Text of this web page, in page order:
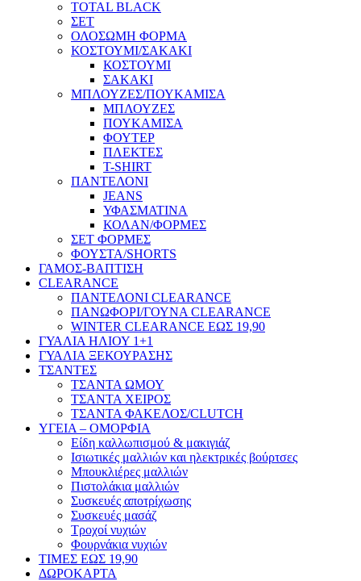
TOTAL BLACK
ΣΕΤ
ΟΛΟΣΩΜΗ ΦΟΡΜΑ
ΚΟΣΤΟΥΜΙ/ΣΑΚΑΚΙ
ΚΟΣΤΟΥΜΙ
ΣΑΚΑΚΙ
ΜΠΛΟΥΖΕΣ/ΠΟΥΚΑΜΙΣΑ
ΜΠΛΟΥΖΕΣ
ΠΟΥΚΑΜΙΣΑ
ΦΟΥΤΕΡ
ΠΛΕΚΤΕΣ
T-SHIRT
ΠΑΝΤΕΛΟΝΙ
JEANS
ΥΦΑΣΜΑΤΙΝΑ
ΚΟΛΑΝ/ΦΟΡΜΕΣ
ΣΕΤ ΦΟΡΜΕΣ
ΦΟΥΣΤΑ/SHORTS
ΓΑΜΟΣ-ΒΑΠΤΙΣΗ
CLEARANCE
ΠΑΝΤΕΛΟΝΙ CLEARANCE
ΠΑΝΩΦΟΡΙ/ΓΟΥΝΑ CLEARANCE
WINTER CLEARANCE ΕΩΣ 19,90
ΓΥΑΛΙΑ ΗΛΙΟΥ 1+1
ΓΥΑΛΙΑ ΞΕΚΟΥΡΑΣΗΣ
ΤΣΑΝΤΕΣ
ΤΣΑΝΤΑ ΩΜΟΥ
ΤΣΑΝΤΑ ΧΕΙΡΟΣ
ΤΣΑΝΤΑ ΦΑΚΕΛΟΣ/CLUTCH
ΥΓΕΙΑ – ΟΜΟΡΦΙΑ
Είδη καλλωπισμού & μακιγιάζ
Ισιωτικές μαλλιών και ηλεκτρικές βούρτσες
Μπουκλιέρες μαλλιών
Πιστολάκια μαλλιών
Συσκευές αποτρίχωσης
Συσκευές μασάζ
Τροχοί νυχιών
Φουρνάκια νυχιών
ΤΙΜΕΣ ΕΩΣ 19,90
ΔΩΡΟΚΑΡΤΑ